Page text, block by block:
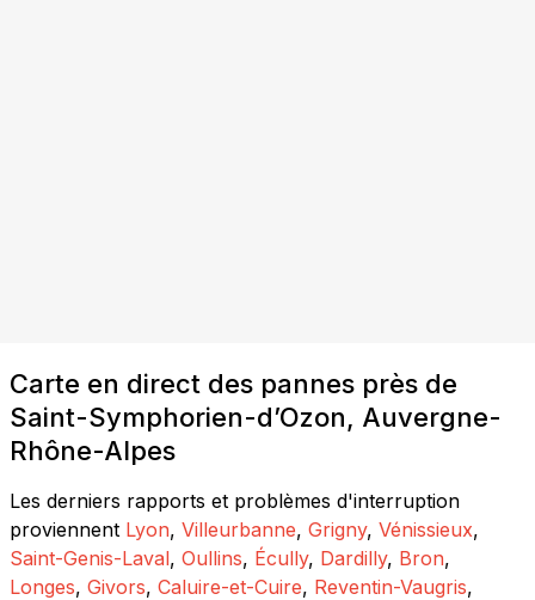
Carte en direct des pannes près de
Saint-Symphorien-d’Ozon, Auvergne-
Rhône-Alpes
Les derniers rapports et problèmes d'interruption
proviennent Lyon, Villeurbanne, Grigny, Vénissieux,
Saint-Genis-Laval, Oullins, Écully, Dardilly, Bron,
Longes, Givors, Caluire-et-Cuire, Reventin-Vaugris,